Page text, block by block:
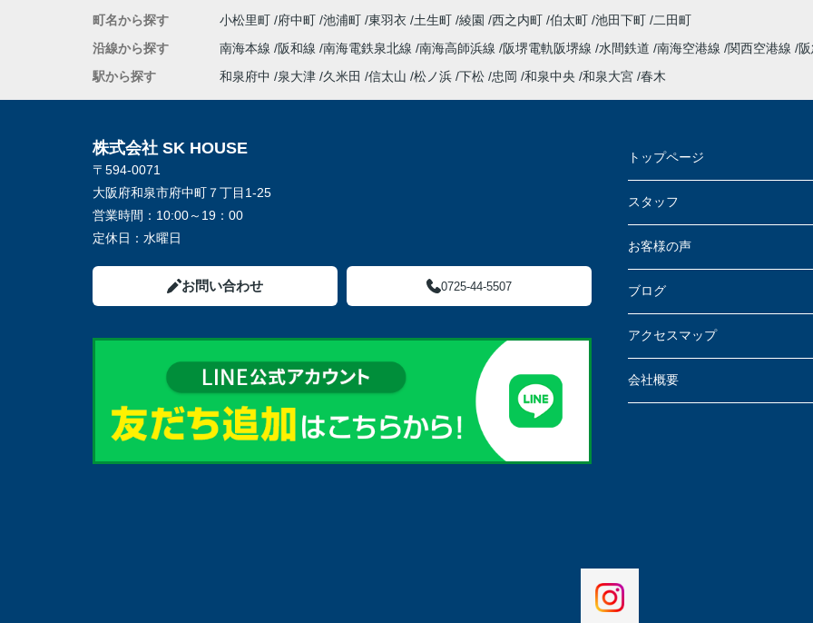
町名から探す
小松里町 府中町 池浦町 東羽衣 土生町 綾園 西之内町 伯太町 池田下町
二田町
沿線から探す
南海本線 阪和線 南海電鉄泉北線 南海高師浜線 阪堺電軌阪堺線 水間鉄道 南海空港線 関西空港線
駅から探す
和泉府中 泉大津 久米田 信太山 松ノ浜 下松 忠岡 和泉中央 和泉大宮 春木
株式会社 SK HOUSE
〒594-0071
大阪府和泉市府中町７丁目1-25
営業時間： 10:00～19：00
定休日： 水曜日
お問い合わせ 0725-44-5507
トップページ
スタッフ
お客様の声
ブログ
アクセスマップ
会社概要